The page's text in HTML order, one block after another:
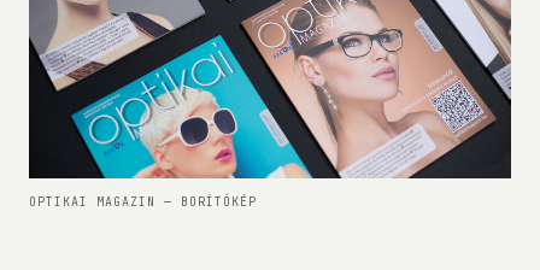
OPTIKAI MAGAZIN — BORÍTÓKÉP